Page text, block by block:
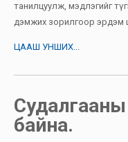
танилцуулж, мэдлэгийг
дэмжих зорилгоор эрдэм
ЦААШ УНШИХ...
байна.